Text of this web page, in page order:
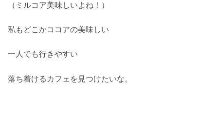
（ミルコア美味しいよね！）
私もどこかココアの美味しい
一人でも行きやすい
落ち着けるカフェを見つけたいな。